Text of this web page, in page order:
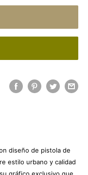
diseño de pistola de
estilo urbano y calidad